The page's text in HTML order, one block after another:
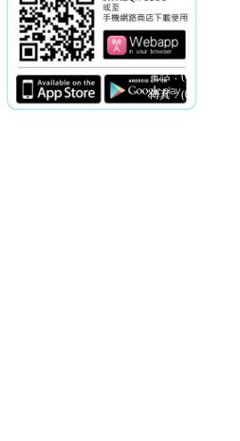
電話：(02)2369-9050
傳真：(02)2362-7816